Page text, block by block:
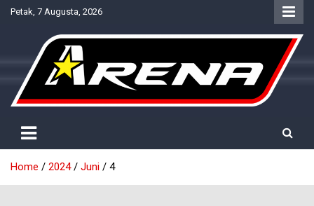
SkipPetak, 7 Augusta, 2026
NTV Arena
Home 2024 Juni 4